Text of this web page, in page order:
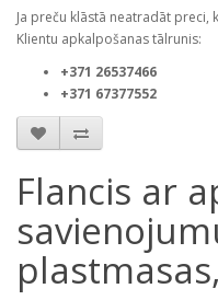
Ja preču klāstā neatradāt preci,
Klientu apkalpošanas tālrunis:
+371 26537466
+371 67377552
Flancis ar